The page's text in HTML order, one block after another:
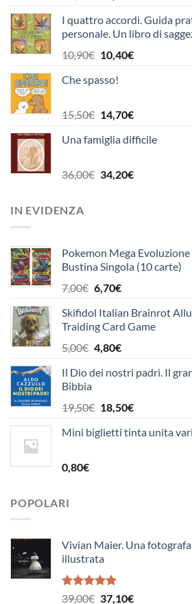
originale
era:
14,80€.
attuale
è:
14,10€.
I quattro accordi. Guida
personale. Un libro di
10,90€ Il
originale
10,90€.
10,40€Il
10,40€.
Che spasso!
15,50€ Il
originale
15,50€.
14,70€Il
attuale
14,70€.
Una famiglia difficile
36,00€ Il
34,20€Il
IN EVIDENZA
Pokemon Mega
Bustina Singola (10 carte)
7,00€ Il
originale
era:
7,00€.
6,70€Il
attuale
è:
6,70€.
Skifidol Italian Brainrot
Traiding Card Game
5,00€ Il
originale
5,00€.
4,80€Il
attuale
4,80€.
Il Dio dei nostri padri. Il
Bibbia
19,50€ Il
originale
18,50€Il
attuale
Mini biglietti tinta unita
0,80€
POPOLARI
Vivian Maier. Una
illustrata
Valutato
39,00€ Il
37,10€Il